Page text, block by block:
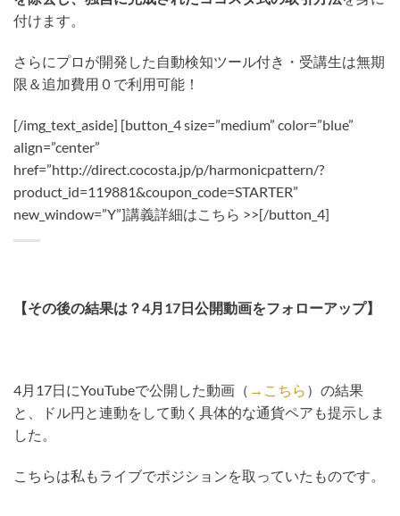
付けます。
さらにプロが開発した自動検知ツール付き・受講生は無期
限＆追加費用０で利用可能！
[/img_text_aside] [button_4 size=”medium” color=”blue”
align=”center”
href=”http://direct.cocosta.jp/p/harmonicpattern/?
product_id=119881&coupon_code=STARTER”
new_window=”Y”]講義詳細はこちら >>[/button_4]
【その後の結果は？4月17日公開動画をフォローアップ】
4月17日にYouTubeで公開した動画（ →こちら ）の結果
と、ドル円と連動をして動く具体的な通貨ペアも提示しま
した。
こちらは私もライブでポジションを取っていたものです。